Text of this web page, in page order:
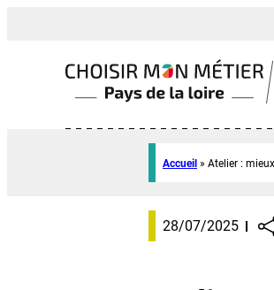
Accueil » Atelier :
28/07/2025